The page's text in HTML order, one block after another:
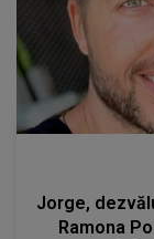
Jorge,
Ramona